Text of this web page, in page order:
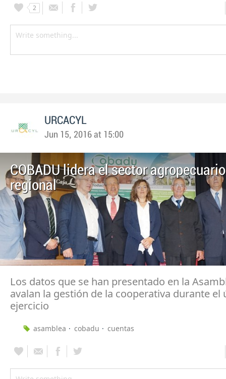
2
URCACYL
Jun 15, 2016 at 15:00
COBADU lidera el sector
regional
Los datos que se han presentado en la
avalan la gestión de la cooperativa durante el
ejercicio
asamblea cobadu cuentas